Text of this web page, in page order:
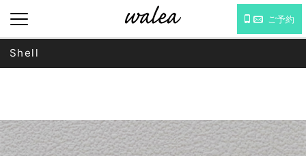
ご予約
Shell